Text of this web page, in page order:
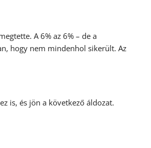
A 6% az 6% – de a
hogy nem mindenhol sikerült. Az
is, és jön a következő áldozat.